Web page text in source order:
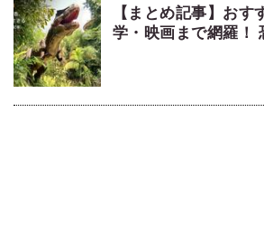
【まとめ記事】お
学・映画まで網羅！